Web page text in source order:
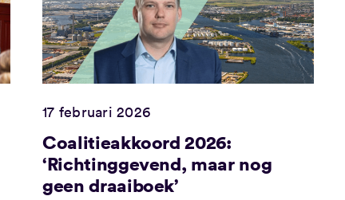
17 februari 2026
Coalitieakkoord 2026:
‘Richtinggevend, maar nog
geen draaiboek’